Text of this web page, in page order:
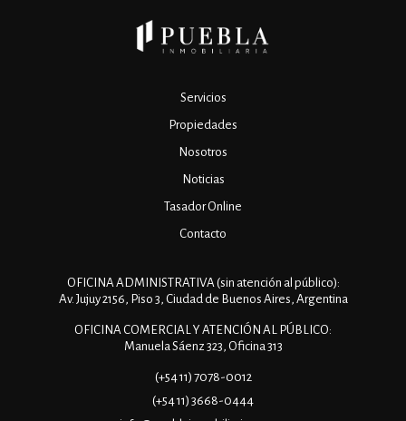
Servicios
Propiedades
Nosotros
Noticias
Tasador Online
Contacto
OFICINA ADMINISTRATIVA (sin atención al público):
Av. Jujuy 2156, Piso 3, Ciudad de Buenos Aires, Argentina
OFICINA COMERCIAL Y ATENCIÓN AL PÚBLICO:
Manuela Sáenz 323, Oficina 313
(+54 11) 7078-0012
(+54 11) 3668-0444